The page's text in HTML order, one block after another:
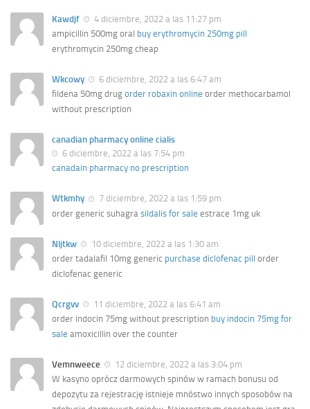
Kawdjf
4 diciembre, 2022 a las 11:27 pm
ampicillin 500mg oral buy erythromycin 250mg pill
erythromycin 250mg cheap
Wkcowy
6 diciembre, 2022 a las 6:47 am
fildena 50mg drug order robaxin online order methocarbamol
without prescription
canadian pharmacy online cialis
6 diciembre, 2022 a las 7:54 pm
canadain pharmacy no prescription
Wtkmhy
7 diciembre, 2022 a las 1:59 pm
order generic suhagra sildalis for sale estrace 1mg uk
Nljtkw
10 diciembre, 2022 a las 1:30 am
order tadalafil 10mg generic purchase diclofenac pill order
diclofenac generic
Qcrgvv
11 diciembre, 2022 a las 6:41 am
order indocin 75mg without prescription buy indocin 75mg for
sale amoxicillin over the counter
Vemnweece
12 diciembre, 2022 a las 3:04 pm
W kasyno oprócz darmowych spinów w ramach bonusu od
depozytu za rejestrację istnieje mnóstwo innych sposobów na